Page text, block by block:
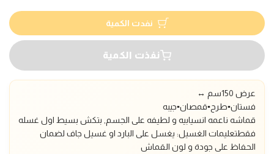
نفدت الكمية
نفذت الكمية
عرض 150سم ↔️
فستان▪️طرح▪️قمصان▪️جيبه
قماشه ناعمه انسيابيه و لطيفه على الجسم, بتكش بسيط اول غسله
فقطتعليمات الغسيل: يغسل على البارد او غسيل جاف لضمان
الحفاظ على جودة و لون القماش